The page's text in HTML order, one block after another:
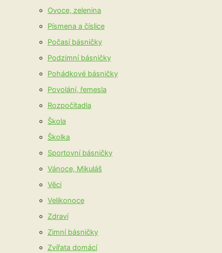
Ovoce, zelenina
Písmena a číslice
Počasí básničky
Podzimní básničky
Pohádkové básničky
Povolání, řemesla
Rozpočítadla
Škola
Školka
Sportovní básničky
Vánoce, Mikuláš
Věci
Velikonoce
Zdraví
Zimní básničky
Zvířata domácí